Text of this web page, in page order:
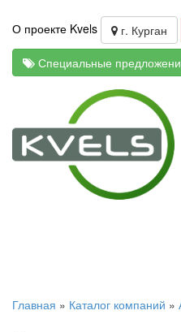
О проекте Kvels г. Курган
Специальные
Главная » Каталог компаний »